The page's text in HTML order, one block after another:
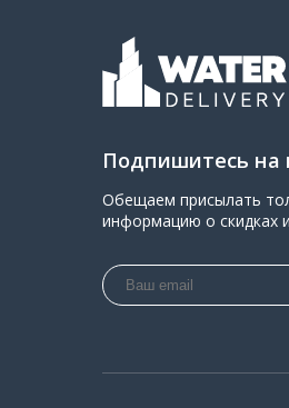
Подпишитесь на
Обещаем присылать
информацию о скидках